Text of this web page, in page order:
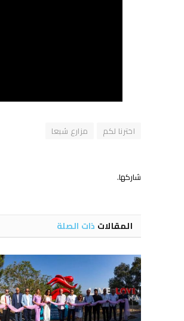
اخترنا لكم مزارع شبعا
شاركها.
المقالات ذات الصلة